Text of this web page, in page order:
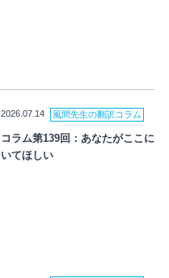
2026.07.14 風間先生の翻訳コラム
コラム第139回：あなたがここに
いてほしい